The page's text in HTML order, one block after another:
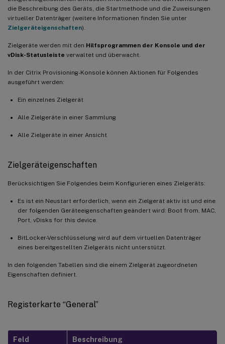
die Beschreibung des Geräts, die Startmethode und die Zuweisungen
virtueller Datenträger (weitere Informationen finden Sie unter
Zielgeräteigenschaften).
Zielgeräte werden mit den Hilfsprogrammen der Konsole und der
vDisk-Statusleiste verwaltet und überwacht.
In der Citrix Provisioning-Konsole können Aktionen für Folgendes
ausgeführt werden:
Ein einzelnes Zielgerät
Alle Zielgeräte in einer Sammlung
Alle Zielgeräte in einer Ansicht
Zielgeräteigenschaften
Berücksichtigen Sie Folgendes beim Konfigurieren eines Zielgeräts:
Es ist ein Neustart erforderlich, wenn ein Zielgerät aktiv ist und eine
der folgenden Geräteeigenschaften geändert wird: Boot from, MAC,
Port, vDisks for this device.
BitLocker-Verschlüsselung wird auf dem virtuellen Datenträger
eines bereitgestellten Zielgeräts nicht unterstützt.
In den folgenden Tabellen sind die einem Zielgerät zugeordneten
Eigenschaften definiert.
Registerkarte “General”
Feld Beschreibung